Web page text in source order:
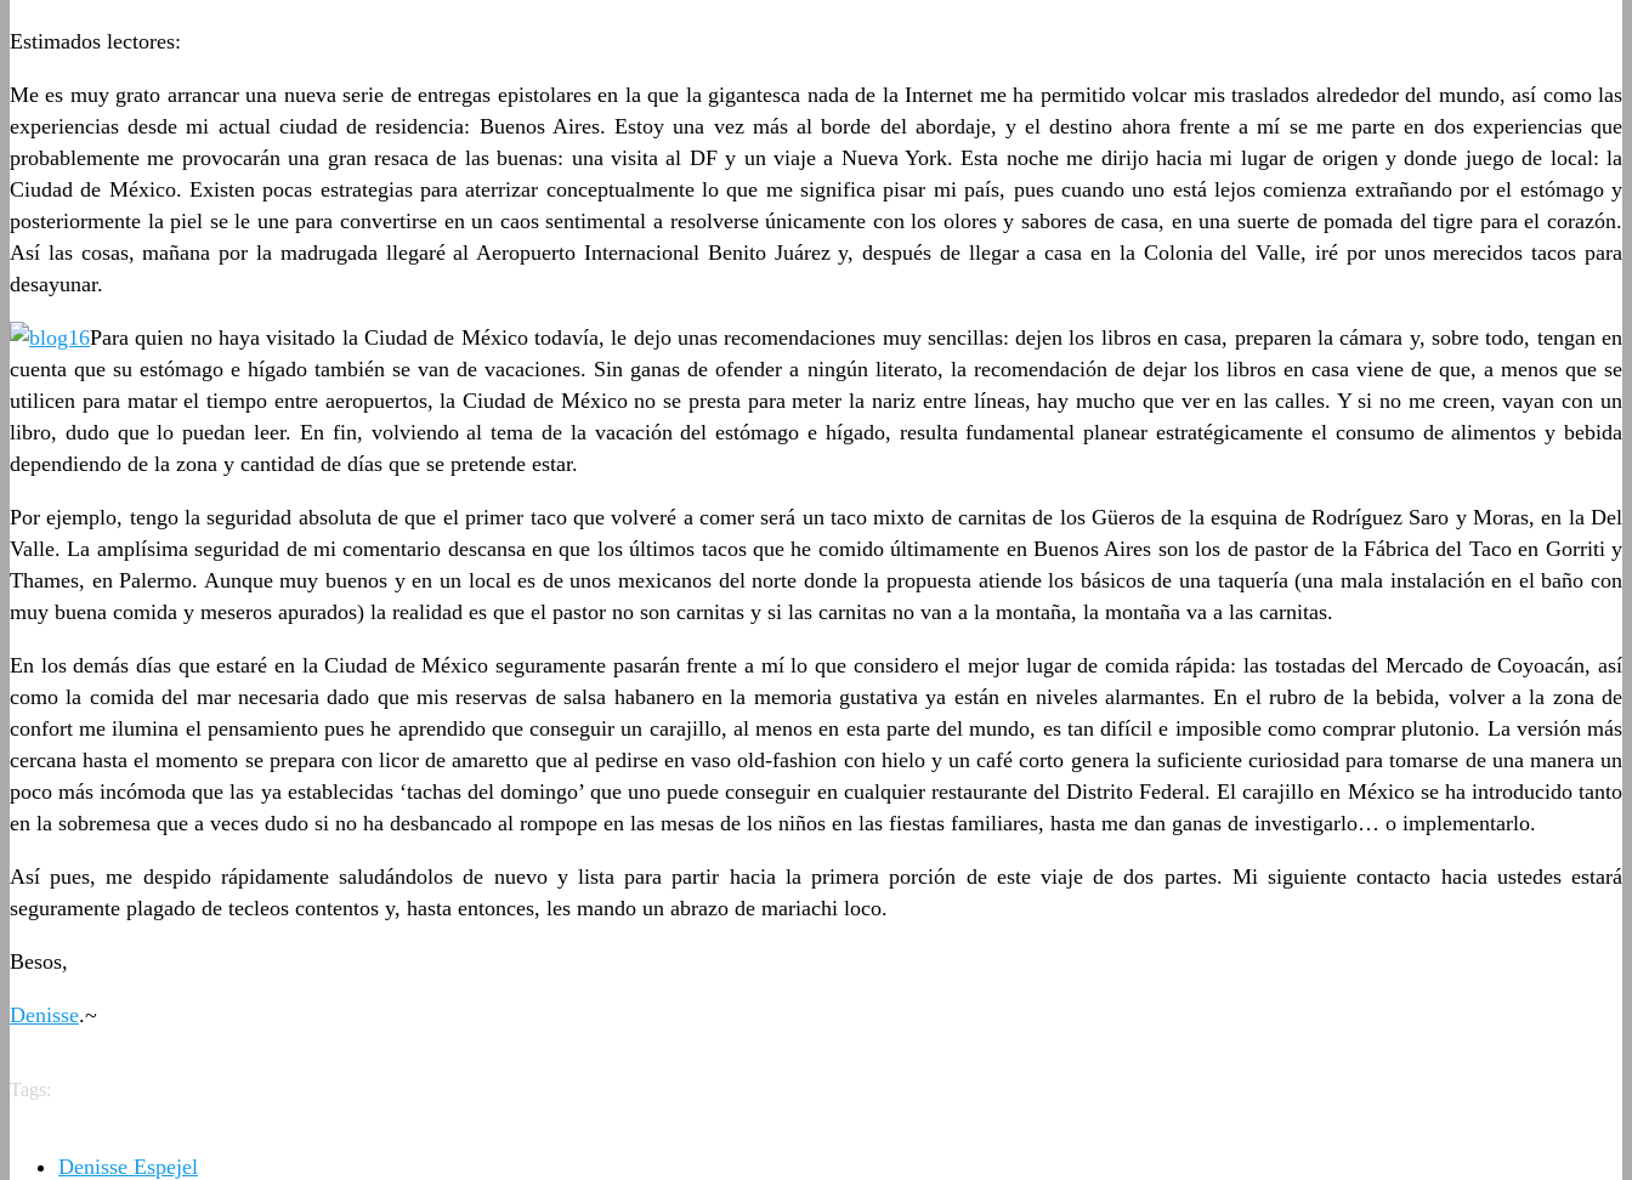
Estimados lectores:
Me es muy grato arrancar una nueva serie de entregas epistolares en la que la gigantesca nada de la Internet me ha permitido volcar mis traslados alrededor del mundo, así como las
experiencias desde mi actual ciudad de residencia: Buenos Aires. Estoy una vez más al borde del abordaje, y el destino ahora frente a mí se me parte en dos experiencias que
probablemente me provocarán una gran resaca de las buenas: una visita al DF y un viaje a Nueva York. Esta noche me dirijo hacia mi lugar de origen y donde juego de local: la
Ciudad de México. Existen pocas estrategias para aterrizar conceptualmente lo que me significa pisar mi país, pues cuando uno está lejos comienza extrañando por el estómago y
posteriormente la piel se le une para convertirse en un caos sentimental a resolverse únicamente con los olores y sabores de casa, en una suerte de pomada del tigre para el corazón.
Así las cosas, mañana por la madrugada llegaré al Aeropuerto Internacional Benito Juárez y, después de llegar a casa en la Colonia del Valle, iré por unos merecidos tacos para
desayunar.
Para quien no haya visitado la Ciudad de México todavía, le dejo unas recomendaciones muy sencillas: dejen los libros en casa, preparen la cámara y, sobre todo, tengan en
cuenta que su estómago e hígado también se van de vacaciones. Sin ganas de ofender a ningún literato, la recomendación de dejar los libros en casa viene de que, a menos que se
utilicen para matar el tiempo entre aeropuertos, la Ciudad de México no se presta para meter la nariz entre líneas, hay mucho que ver en las calles. Y si no me creen, vayan con un
libro, dudo que lo puedan leer. En fin, volviendo al tema de la vacación del estómago e hígado, resulta fundamental planear estratégicamente el consumo de alimentos y bebida
dependiendo de la zona y cantidad de días que se pretende estar.
Por ejemplo, tengo la seguridad absoluta de que el primer taco que volveré a comer será un taco mixto de carnitas de los Güeros de la esquina de Rodríguez Saro y Moras, en la Del
Valle. La amplísima seguridad de mi comentario descansa en que los últimos tacos que he comido últimamente en Buenos Aires son los de pastor de la Fábrica del Taco en Gorriti y
Thames, en Palermo. Aunque muy buenos y en un local es de unos mexicanos del norte donde la propuesta atiende los básicos de una taquería (una mala instalación en el baño con
muy buena comida y meseros apurados) la realidad es que el pastor no son carnitas y si las carnitas no van a la montaña, la montaña va a las carnitas.
En los demás días que estaré en la Ciudad de México seguramente pasarán frente a mí lo que considero el mejor lugar de comida rápida: las tostadas del Mercado de Coyoacán, así
como la comida del mar necesaria dado que mis reservas de salsa habanero en la memoria gustativa ya están en niveles alarmantes. En el rubro de la bebida, volver a la zona de
confort me ilumina el pensamiento pues he aprendido que conseguir un carajillo, al menos en esta parte del mundo, es tan difícil e imposible como comprar plutonio. La versión más
cercana hasta el momento se prepara con licor de amaretto que al pedirse en vaso old-fashion con hielo y un café corto genera la suficiente curiosidad para tomarse de una manera un
poco más incómoda que las ya establecidas ‘tachas del domingo’ que uno puede conseguir en cualquier restaurante del Distrito Federal. El carajillo en México se ha introducido tanto
en la sobremesa que a veces dudo si no ha desbancado al rompope en las mesas de los niños en las fiestas familiares, hasta me dan ganas de investigarlo… o implementarlo.
Así pues, me despido rápidamente saludándolos de nuevo y lista para partir hacia la primera porción de este viaje de dos partes. Mi siguiente contacto hacia ustedes estará
seguramente plagado de tecleos contentos y, hasta entonces, les mando un abrazo de mariachi loco.
Besos,
Denisse.~
Tags:
Denisse Espejel